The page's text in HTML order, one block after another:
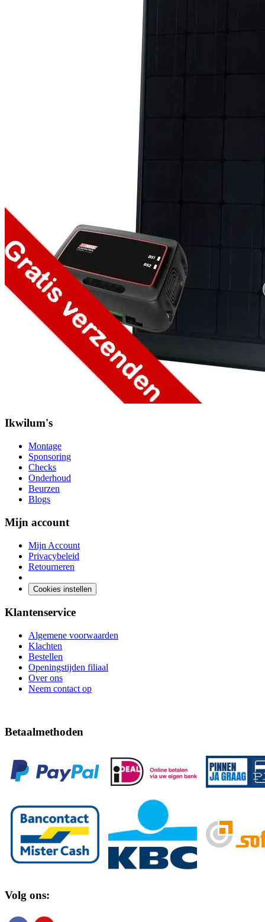
Ikwilum's
Montage
Sponsoring
Checks
Onderhoud
Beurzen
Blogs
Mijn account
Mijn Account
Privacybeleid
Retourneren
Cookies instellen
Klantenservice
Algemene voorwaarden
Klachten
Bestellen
Openingstijden filiaal
Over ons
Neem contact op
Betaalmethoden
Volg ons: